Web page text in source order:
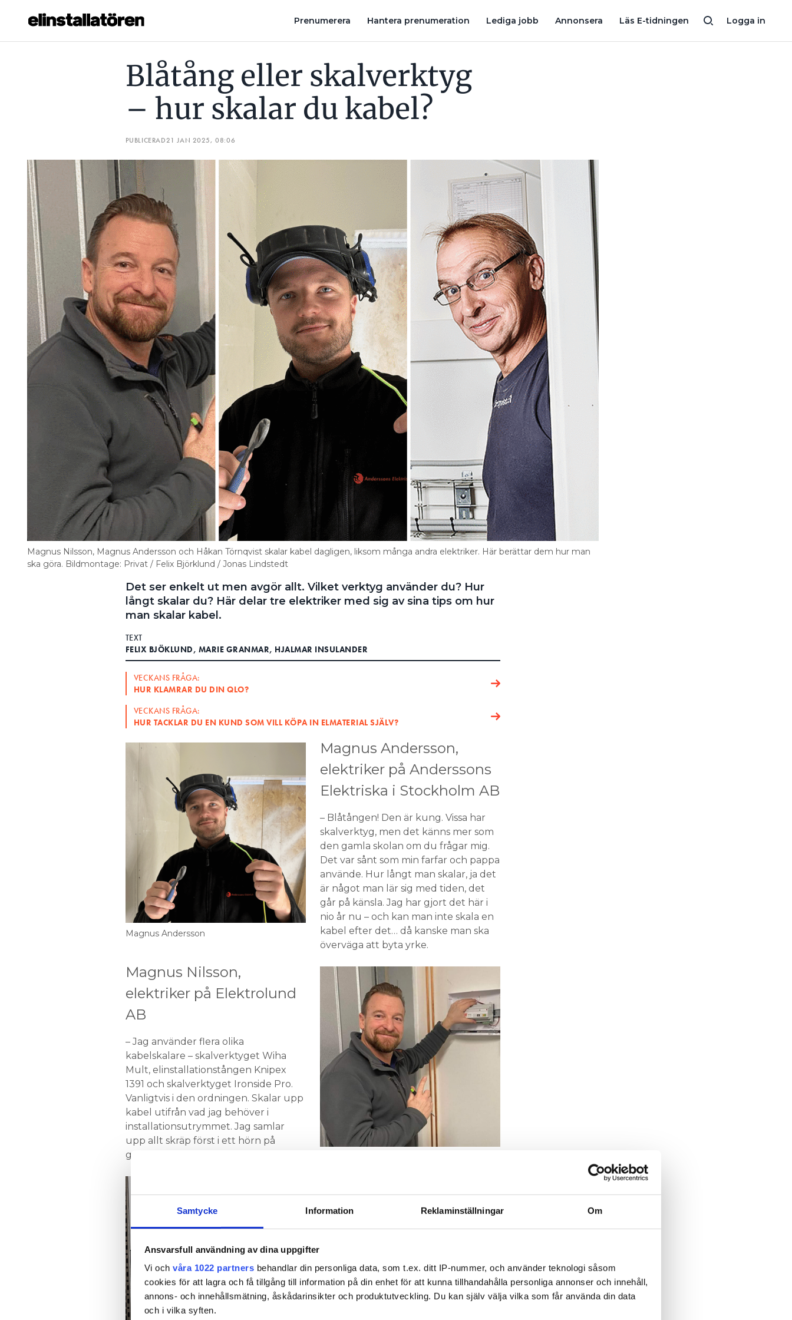
Samtycke Information Reklaminställningar Om
Ansvarsfull användning av dina uppgifter
Vi och våra 1022 partners behandlar din personliga data, som t.ex. ditt IP-nummer, och använder teknologi såsom
cookies för att lagra och få tillgång till information på din enhet för att kunna tillhandahålla personliga annonser och innehåll,
annons- och innehållsmätning, åskådarinsikter och produktutveckling. Du kan själv välja vilka som får använda din data
och i vilka syften.
Logga in
Prenumerera Hantera prenumeration Lediga jobb Annonsera Läs E-tidningen
Hantera prenumeration
Annonsera
Läs E-tidningen
Om tidningen
Kontakt
Personuppgifter
Search for:
SEARCH
Blåtång eller skalverktyg
– hur skalar du kabel?
PUBLICERAD21 JAN 2025, 08:06
Magnus Nilsson, Magnus Andersson och Håkan Törnqvist skalar kabel dagligen, liksom många andra elektriker. Här berättar dem hur man
ska göra. Bildmontage: Privat / Felix Björklund / Jonas Lindstedt
Det ser enkelt ut men avgör allt. Vilket verktyg använder du? Hur
långt skalar du? Här delar tre elektriker med sig av sina tips om hur
man skalar kabel.
TEXT
FELIX BJÖKLUND, MARIE GRANMAR, HJALMAR INSULANDER
VECKANS FRÅGA:
HUR KLAMRAR DU DIN QLO?
VECKANS FRÅGA:
HUR TACKLAR DU EN KUND SOM VILL KÖPA IN ELMATERIAL SJÄLV?
Magnus Andersson
Magnus Andersson,
elektriker på Anderssons
Elektriska i Stockholm AB
– Blåtången! Den är kung. Vissa har
skalverktyg, men det känns mer som
den gamla skolan om du frågar mig.
Det var sånt som min farfar och pappa
använde. Hur långt man skalar, ja det
är något man lär sig med tiden, det
går på känsla. Jag har gjort det här i
nio år nu – och kan man inte skala en
kabel efter det… då kanske man ska
överväga att byta yrke.
Magnus Nilsson,
elektriker på Elektrolund
AB
– Jag använder flera olika
kabelskalare – skalverktyget Wiha
Mult, elinstallationstången Knipex
1391 och skalverktyget Ironside Pro.
Vanligtvis i den ordningen. Skalar upp
kabel utifrån vad jag behöver i
installationsutrymmet. Jag samlar
upp allt skräp först i ett hörn på
golvet och städar av senare.
elektriker på Törnqvist El
– Jag är väldigt noga med att skala
kablarna ska passa i Hagersäkringarna,
som jag alltid använder. För det
använder jag blåtången. Men jag
BLÅTÅNG ELLER SKALVERKTYG – HUR SKALAR DU KABEL? NOLLAVBROTT FÖRSTÖRDE ”ALLT” OCH 9 ANDRA HITS FRÅN VÅREN ELSTÖLD: ”KAN INTE ERKÄNNA NÅGOT JAG INTE HADE